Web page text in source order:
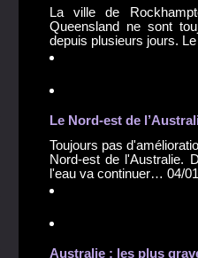
La ville de
Queensland ne sont
depuis plusieurs jours.
Le Nord-est de
Toujours pas
Nord-est de l'Australie.
l'eau va continuer… 04/
Australie : les plus